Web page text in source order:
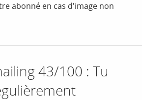
abonné en cas d'image non
43/100 : Tu